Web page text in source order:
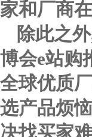
家和厂商
除此之
博会e站
全球优质
选产品烦
决找买家